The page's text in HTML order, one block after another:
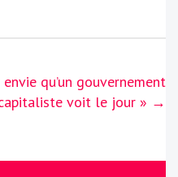
qu’un gouvernement
voit le jour » →